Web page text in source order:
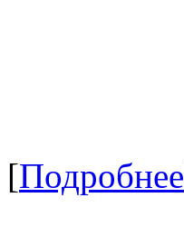
[Подробнее